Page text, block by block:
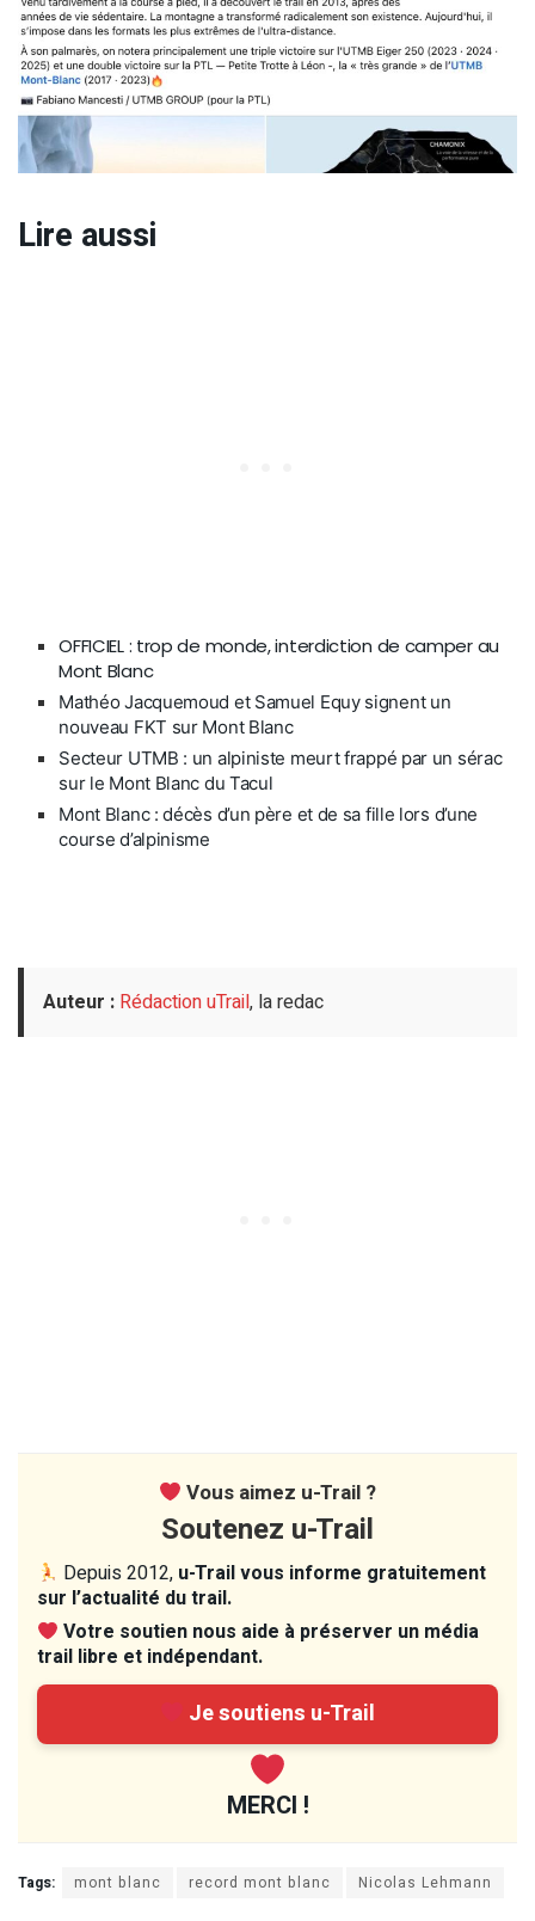
Lire aussi
OFFICIEL : trop de monde, interdiction de camper au
Mont Blanc
Mathéo Jacquemoud et Samuel Equy signent un
nouveau FKT sur Mont Blanc
Secteur UTMB : un alpiniste meurt frappé par un sérac
sur le Mont Blanc du Tacul
Mont Blanc : décès d’un père et de sa fille lors d’une
course d’alpinisme
Auteur : Rédaction uTrail, la redac
Vous aimez u-Trail ?
Soutenez u-Trail
Depuis 2012, u-Trail vous informe gratuitement
sur l’actualité du trail.
Votre soutien nous aide à préserver un média
trail libre et indépendant.
Je soutiens u-Trail
MERCI !
Tags: mont blanc record mont blanc Nicolas Lehmann